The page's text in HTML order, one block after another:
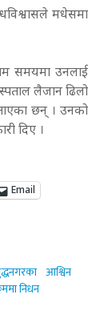
मधेसमा
समयमा उनलाई
लैजान ढिलो
छन् । उनको
दिए ।
Email
आश्विन
निधन